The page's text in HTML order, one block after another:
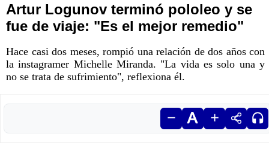
Artur Logunov terminó pololeo y se
fue de viaje: "Es el mejor remedio"
Hace casi dos meses, rompió una relación de dos años con
la instagramer Michelle Miranda. "La vida es solo una y
no se trata de sufrimiento", reflexiona él.